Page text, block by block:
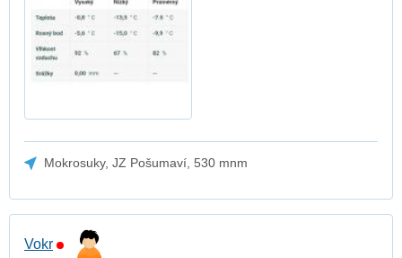
Mokrosuky, JZ Pošumaví, 530 mnm
Vokr